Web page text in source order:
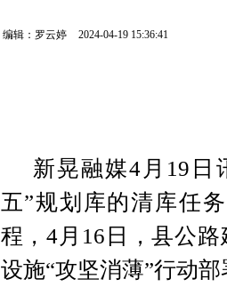
编辑：罗云婷 2024-04-19 15:36:41
新晃融媒4月19日
五”规划库的清库任
程，4月16日，县公
设施“攻坚消薄”行动